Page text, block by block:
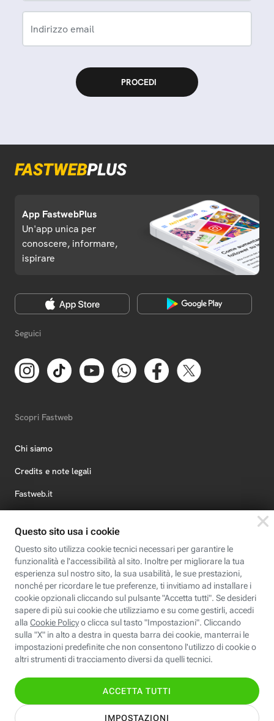
Indirizzo email
App FastwebPlus
Un'app unica per
conoscere, informare,
ispirare
Seguici
Scopri Fastweb
Chi siamo
Credits e note legali
Fastweb.it
Fastweb Digital Academy
STEP FuturAbility District
Insieme, siamo futuro
© Fastweb SpA 2026 - P.IVA 12878470157
Informativa
Modifica